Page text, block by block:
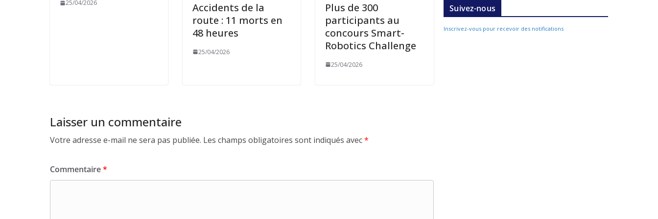
25/04/2026
Accidents de la
route : 11 morts en
48 heures
25/04/2026
Plus de 300
participants au
concours Smart-
Robotics Challenge
25/04/2026
Laisser un commentaire
Votre adresse e-mail ne sera pas publiée. Les champs obligatoires sont indiqués avec*
Commentaire*
Suivez-nous
Inscrivez-vous pour recevoir des notifications